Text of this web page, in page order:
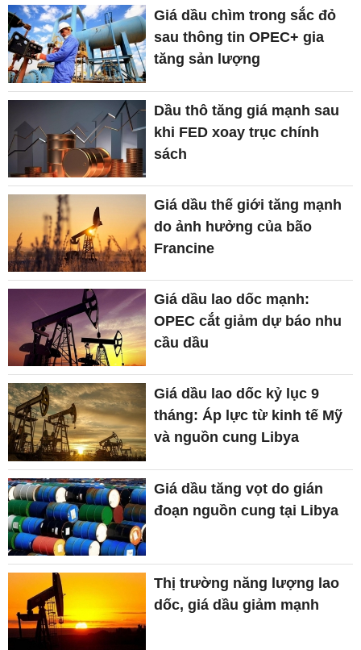
Giá dầu chìm trong sắc đỏ
sau thông tin OPEC+ gia
tăng sản lượng
Dầu thô tăng giá mạnh sau
khi FED xoay trục chính
sách
Giá dầu thế giới tăng mạnh
do ảnh hưởng của bão
Francine
Giá dầu lao dốc mạnh:
OPEC cắt giảm dự báo nhu
cầu dầu
Giá dầu lao dốc kỷ lục 9
tháng: Áp lực từ kinh tế Mỹ
và nguồn cung Libya
Giá dầu tăng vọt do gián
đoạn nguồn cung tại Libya
Thị trường năng lượng lao
dốc, giá dầu giảm mạnh